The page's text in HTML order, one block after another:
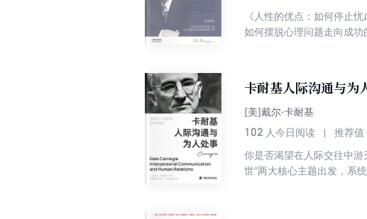
《人性的优点：如何停止
如何摆脱心理问题走向成
卡耐基人际沟通与为
[美]戴尔·卡耐基
102 人今日阅读 推荐值
你是否渴望在人际交往中游
世”两大核心主题出发，系